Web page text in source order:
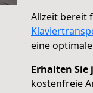
Allzeit bereit
eine optimale
Erhalten Sie
kostenfreie